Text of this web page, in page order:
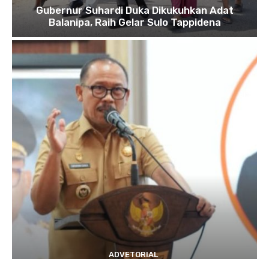
Gubernur Suhardi Duka Dikukuhkan Adat
Balanipa, Raih Gelar Sulo Tappidena
ADVETORIAL